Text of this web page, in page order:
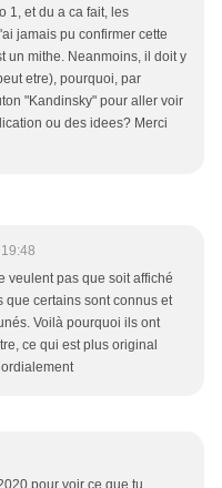
1, et du a ca fait, les
jamais pu confirmer cette
un mithe. Neanmoins, il doit y
etre), pourquoi, par
"Kandinsky" pour aller voir
ou des idees? Merci
veulent pas que soit affiché
que certains sont connus et
Voilà pourquoi ils ont
ce qui est plus original
pour voir ce que tu